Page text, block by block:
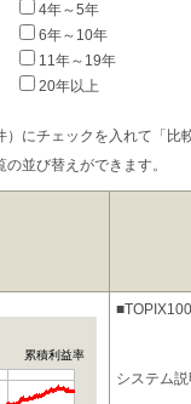
4年～5年
6年～10年
11年～19年
20年以上
にチェックを入れて「比
並び替えができます。
累積利益率
システム